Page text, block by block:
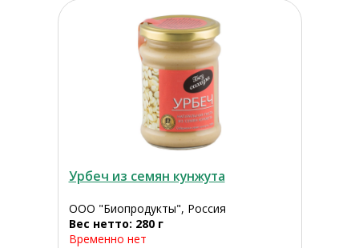
Урбеч из семян кунжута
ООО "Биопродукты", Россия
Вес нетто: 280 г
Временно нет